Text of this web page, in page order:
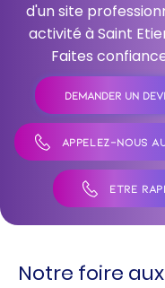
d'un site
activité à Saint
Faites
DEMANDER UN
APPELEZ-NOUS
ÊTRE
Notre foire